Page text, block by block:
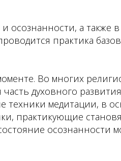
осознанности, а также
практика
Во многих
духовного
техники медитации, в
практикующие
осознанности